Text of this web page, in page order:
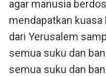
agar manusia
mendapatkan
dari Yerusalem
semua suku dan
semua suku dan